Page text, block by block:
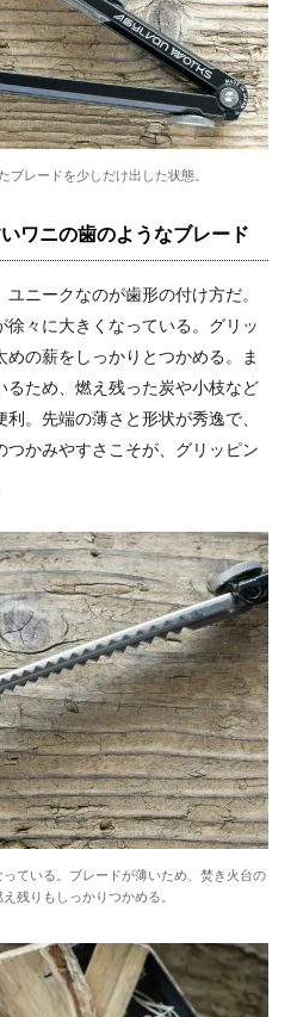
ブレードを少しだけ出した状態。
ワニの歯のようなブレード
ニークなのが歯形の付け方だ。
々に大きくなっている。グリッ
の薪をしっかりとつかめる。ま
るため、燃え残った炭や小枝など
。先端の薄さと形状が秀逸で、
つかみやすさこそが、グリッピン
ている。ブレードが薄いため、焚き火台の
残りもしっかりつかめる。